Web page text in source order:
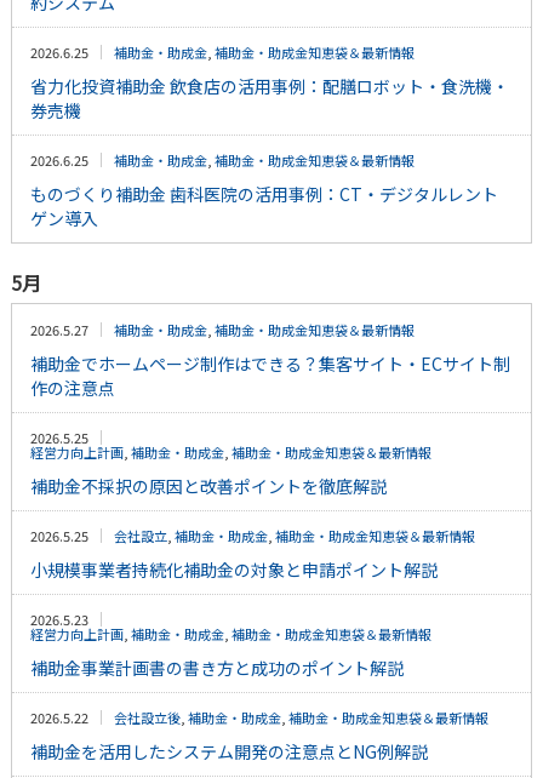
2026.6.25 補助金・助成金, 補助金・助成金知恵袋＆最新情報
省力化投資補助金 飲食店の活用事例：配膳ロボット・食洗機・
券売機
2026.6.25 補助金・助成金, 補助金・助成金知恵袋＆最新情報
ものづくり補助金 歯科医院の活用事例：CT・デジタルレント
ゲン導入
5月
2026.5.27 補助金・助成金, 補助金・助成金知恵袋＆最新情報
補助金でホームページ制作はできる？集客サイト・ECサイト制
作の注意点
2026.5.25
経営力向上計画, 補助金・助成金, 補助金・助成金知恵袋＆最新情報
補助金不採択の原因と改善ポイントを徹底解説
2026.5.25 会社設立, 補助金・助成金, 補助金・助成金知恵袋＆最新情報
小規模事業者持続化補助金の対象と申請ポイント解説
2026.5.23
経営力向上計画, 補助金・助成金, 補助金・助成金知恵袋＆最新情報
補助金事業計画書の書き方と成功のポイント解説
2026.5.22 会社設立後, 補助金・助成金, 補助金・助成金知恵袋＆最新情報
補助金を活用したシステム開発の注意点とNG例解説